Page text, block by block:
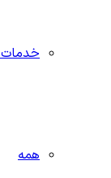
خدمات
همه